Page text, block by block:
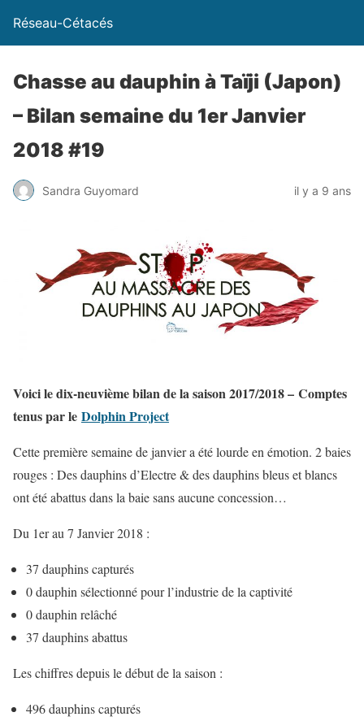
Réseau-Cétacés
Chasse au dauphin à Taïji (Japon)
– Bilan semaine du 1er Janvier
2018 #19
Sandra Guyomard il y a 9 ans
Voici le dix-neuvième bilan de la saison 2017/2018 – Comptes
tenus par le Dolphin Project
Cette première semaine de janvier a été lourde en émotion. 2 baies
rouges : Des dauphins d’Electre & des dauphins bleus et blancs
ont été abattus dans la baie sans aucune concession…
Du 1er au 7 Janvier 2018 :
37 dauphins capturés
0 dauphin sélectionné pour l’industrie de la captivité
0 dauphin relâché
37 dauphins abattus
Les chiffres depuis le début de la saison :
496 dauphins capturés